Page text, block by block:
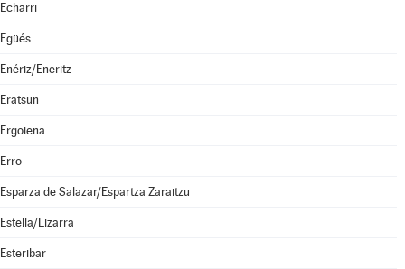
Echarri
Egüés
Enériz/Eneritz
Eratsun
Ergoiena
Erro
Esparza de Salazar/Espartza Zaraitzu
Estella/Lizarra
Esteribar